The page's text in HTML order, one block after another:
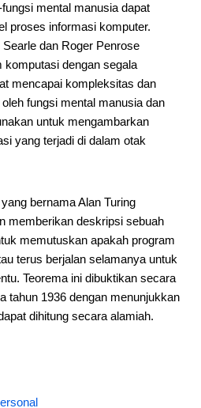
mental manusia dapat
proses informasi komputer.
dan Roger Penrose
dengan segala
mencapai kompleksitas dan
fungsi mental manusia dan
untuk mengambarkan
yang terjadi di dalam otak
bernama Alan Turing
memberikan deskripsi sebuah
memutuskan apakah program
terus berjalan selamanya untuk
Teorema ini dibuktikan secara
tahun 1936 dengan menunjukkan
dihitung secara alamiah.